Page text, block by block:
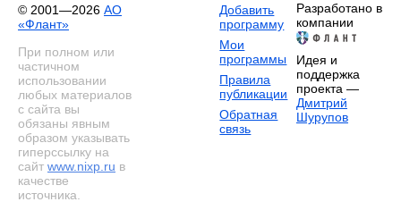
© 2001—2026 АО
«Флант»
При полном или
частичном
использовании
любых материалов
с сайта вы
обязаны явным
образом указывать
гиперссылку на
сайт www.nixp.ru в
качестве
источника.
Добавить
программу
Мои
программы
Правила
публикации
Обратная
связь
Разработано в
компании
Идея и
поддержка
проекта —
Дмитрий
Шурупов